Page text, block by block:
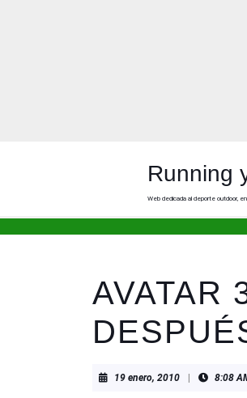
Running
Web dedicada al deporte outdoor,
AVATAR
19 enero, 201019
8:08